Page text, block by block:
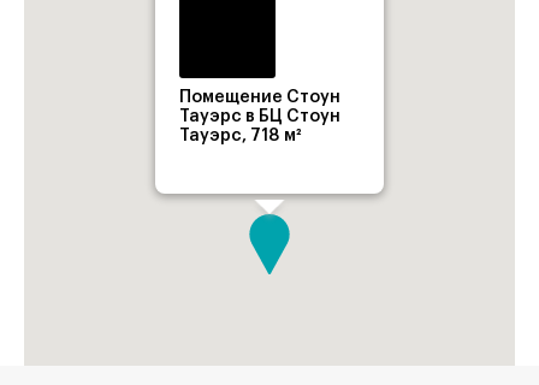
Помещение Стоун
Тауэрс в БЦ Стоун
Тауэрс, 718 м²